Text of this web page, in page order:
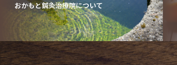
おかもと鍼灸治療院について